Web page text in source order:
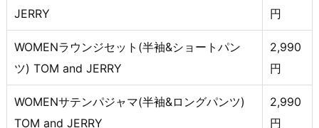
JERRY
円
WOMENラウンジセット(半袖&ショートパン
ツ) TOM and JERRY
2,990
円
WOMENサテンパジャマ(半袖&ロングパンツ)
TOM and JERRY
2,990
円